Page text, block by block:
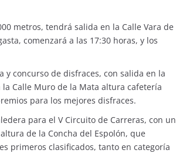
metros, tendrá salida en la Calle Vara de
comenzará a las 17:30 horas, y los
y concurso de disfraces, con salida en la
la Calle Muro de la Mata altura cafetería
para los mejores disfraces.
para el V Circuito de Carreras, con un
de la Concha del Espolón, que
primeros clasificados, tanto en categoría